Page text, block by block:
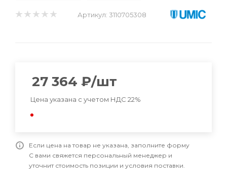
Артикул: 3110705308
27 364 ₽/шт
Цена указана с учетом НДС 22%
Если цена на товар не указана, заполните форму
С вами свяжется персональный менеджер и
уточнит стоимость позиции и условия поставки.